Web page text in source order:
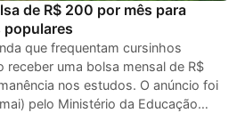
de R$ 200 por mês para
que frequentam cursinhos
receber uma bolsa mensal de R$
nos estudos. O anúncio foi
pelo Ministério da Educação…